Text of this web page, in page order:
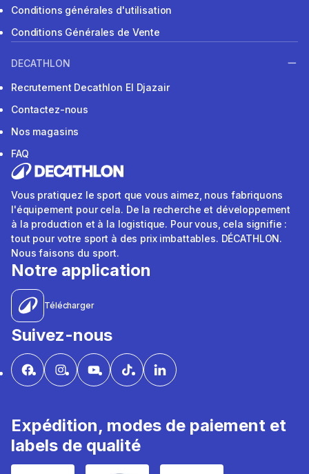
Conditions générales d'utilisation
Conditions Générales de Vente
DECATHLON
Recrutement Decathlon El Djazair
Contactez-nous
Nos magasins
FAQ
Vous pratiquez le sport que vous aimez, nous fabriquons
l'équipement pour cela. De la recherche et développement
à la production et à la logistique. Pour vous, cela signifie :
tout pour votre sport à des prix imbattables. DÉCATHLON.
Nous faisons du sport.
Notre application
Télécharger
Suivez-nous
Expédition, modes de paiement et
labels de qualité